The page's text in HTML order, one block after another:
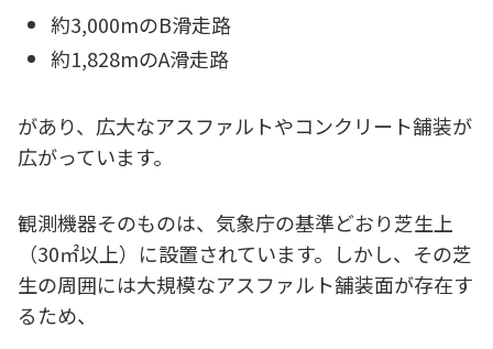
約3,000mのB滑走路
約1,828mのA滑走路
があり、広大なアスファルトやコンクリート舗装が
広がっています。
観測機器そのものは、気象庁の基準どおり芝生上
（30㎡以上）に設置されています。しかし、その芝
生の周囲には大規模なアスファルト舗装面が存在す
るため、